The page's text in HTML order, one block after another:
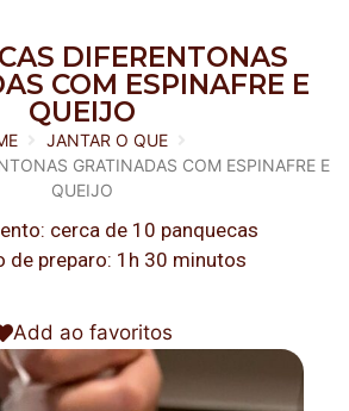
DIFERENTONAS
COM ESPINAFRE E
QUEIJO
JANTAR O QUE
GRATINADAS COM ESPINAFRE E
QUEIJO
cerca de 10 panquecas
de preparo: 1h 30 minutos
Add ao favoritos